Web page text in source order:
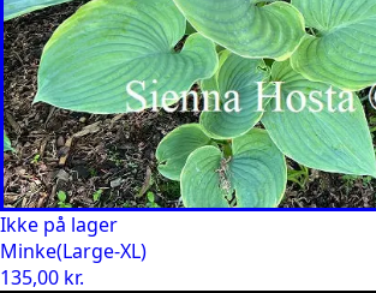
Ikke på lager
Minke(Large-XL)
135,00 kr.